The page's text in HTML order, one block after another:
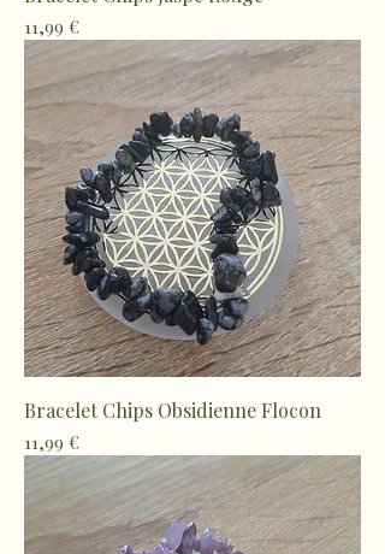
Prix
11,99 €
Bracelet Chips Obsidienne Flocon
Prix
11,99 €